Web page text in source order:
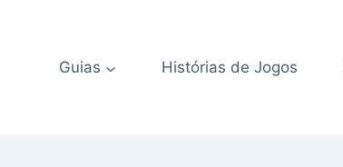
Guias Histórias de Jogos